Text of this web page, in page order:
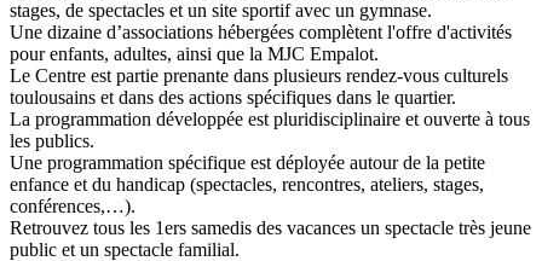
stages, de spectacles et un site sportif avec un gymnase.
Une dizaine d’associations hébergées complètent l'offre d'activités
pour enfants, adultes, ainsi que la MJC Empalot.
Le Centre est partie prenante dans plusieurs rendez-vous culturels
toulousains et dans des actions spécifiques dans le quartier.
La programmation développée est pluridisciplinaire et ouverte à tous
les publics.
Une programmation spécifique est déployée autour de la petite
enfance et du handicap (spectacles, rencontres, ateliers, stages,
conférences,…).
Retrouvez tous les 1ers samedis des vacances un spectacle très jeune
public et un spectacle familial.